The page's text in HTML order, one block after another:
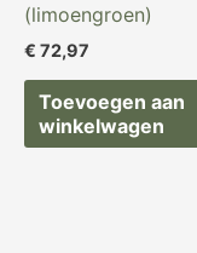
(limoengroen)
€ 72,97
Toevoegen aan
winkelwagen